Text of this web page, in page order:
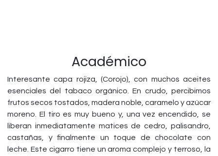
Académico
Interesante capa rojiza, (Corojo), con muchos aceites
esenciales del tabaco orgánico. En crudo, percibimos
frutos secos tostados, madera noble, caramelo y azúcar
moreno. El tiro es muy bueno y, una vez encendido, se
liberan inmediatamente matices de cedro, palisandro,
castañas, y finalmente un toque de chocolate con
leche. Este cigarro tiene un aroma complejo y terroso, la